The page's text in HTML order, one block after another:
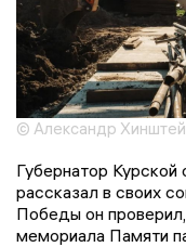
© Александр
Губернатор
рассказал в своих
Победы он
мемориала Памяти